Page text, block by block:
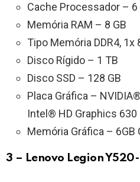
Cache Processador – 6
Memória RAM – 8 GB
Tipo Memória DDR4, 1x
Disco Rígido – 1 TB
Disco SSD – 128 GB
Placa Gráfica –
Intel® HD Graphics 630
Memória Gráfica – 6GB
3 – Lenovo Legion Y520-